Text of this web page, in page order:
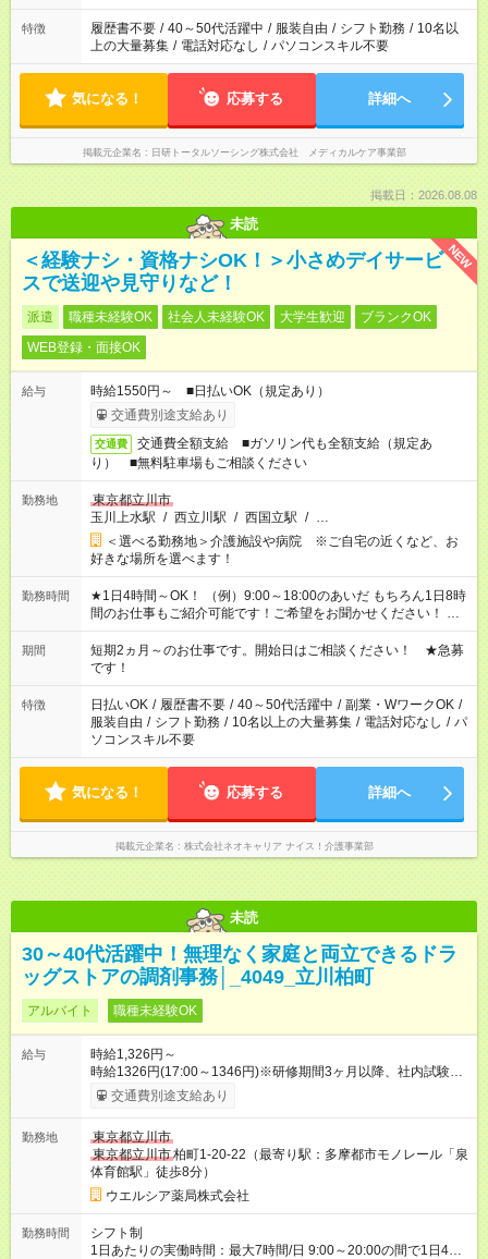
特徴 履歴書不要 / 40～50代活躍中 / 服装自由 / シフト勤務 / 10名以
上の大量募集 / 電話対応なし / パソコンスキル不要
気になる！ 応募する 詳細へ
掲載元企業名 日研トータルソーシング株式会社 メディカルケア事業部
掲載日：2026.08.08
未読
NEW
＜経験ナシ・資格ナシOK！＞小さめデイサービ
スで送迎や見守りなど！
派遣 職種未経験OK 社会人未経験OK 大学生歓迎
ブランクOK
WEB登録・面接OK
給与
時給1550円～ ■日払いOK（規定あり）
交通費別途支給あり
交通費
交通費全額支給 ■ガソリン代も全額支給（規定あ
り） ■無料駐車場もご相談ください
勤務地
東京都立川市
玉川上水駅 / 西立川駅 / 西国立駅 / …
＜選べる勤務地＞介護施設や病院 ※ご自宅の近くなど、お
好きな場所を選べます！
勤務時間
★1日4時間～OK！ （例）9:00～18:00のあいだ もちろん1日8時
間のお仕事もご紹介可能です！ご希望をお聞かせください！ ★
家庭の都合でお休みが必要な場合も遠慮なくご相談ください。
※週最低15時間以上の勤務が必要です
期間
短期2ヵ月～のお仕事です。開始日はご相談ください！ ★急募
です！
特徴 日払いOK / 履歴書不要 / 40～50代活躍中 / 副業・WワークOK /
服装自由 / シフト勤務 / 10名以上の大量募集 / 電話対応なし / パ
ソコンスキル不要
気になる！ 応募する 詳細へ
掲載元企業名 株式会社ネオキャリア ナイス！介護事業部
未読
30～40代活躍中！無理なく家庭と両立できるドラ
ッグストアの調剤事務│_4049_立川柏町
アルバイト 職種未経験OK
給与
時給1,326円～
時給1326円(17:00～1346円)※研修期間3ヶ月以降、社内試験に
よる更新判定あり 社内試験合格後、時給＋50～100円の昇給あ
り （大学生は＋20円） 試用期間あり：入社日から3ヶ月間／本
間の長さ：3ヶ月 雇用形態、給与は本採用時と同じです。
交通費別途支給あり
勤務地
東京都立川市
東京都立川市柏町1-20-22（最寄り駅：多摩都市モノレール「泉
体育館駅」徒歩8分）
ウエルシア薬局株式会社
勤務時間
シフト制
1日あたりの実働時間：最大7時間/日 9:00～20:00の間で1日4時